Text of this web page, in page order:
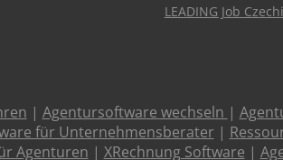
LEADING Job
| Agentursoftware wechseln |
für Unternehmensberater |
Agenturen | XRechnung Software |